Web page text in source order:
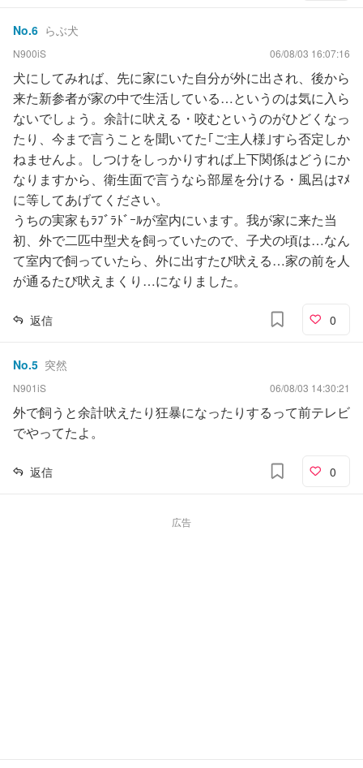
No.6 らぶ犬
N900iS 06/08/03 16:07:16
犬にしてみれば、先に家にいた自分が外に出され、後から
来た新参者が家の中で生活している…というのは気に入ら
ないでしょう。余計に吠える・咬むというのがひどくなっ
たり、今まで言うことを聞いてた｢ご主人様｣すら否定しか
ねませんよ。しつけをしっかりすれば上下関係はどうにか
なりますから、衛生面で言うなら部屋を分ける・風呂はﾏﾒ
に等してあげてください。
うちの実家もﾗﾌﾞﾗﾄﾞｰﾙが室内にいます。我が家に来た当
初、外で二匹中型犬を飼っていたので、子犬の頃は…なん
て室内で飼っていたら、外に出すたび吠える…家の前を人
が通るたび吠えまくり…になりました。
返信 0
No.5 突然
N901iS 06/08/03 14:30:21
外で飼うと余計吠えたり狂暴になったりするって前テレビ
でやってたよ。
返信 0
広告